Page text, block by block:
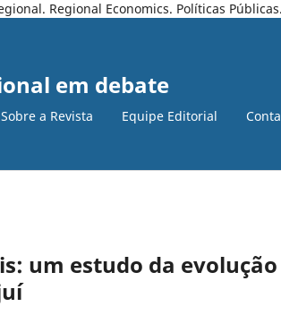
Regional Economics. Políticas
em debate
Sobre a Revista Equipe Editorial
um estudo da